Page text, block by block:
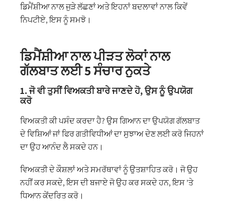
ਡਿਮੈਂਸ਼ੀਆ ਨਾਲ ਜੁੜੇ ਲੱਛਣਾਂ ਅਤੇ ਇਹਨਾਂ ਬਦਲਾਵਾਂ ਨਾਲ ਕਿਵੇਂ
ਨਿਪਟੀਏ, ਇਸ ਨੂੰ ਸਮਝੋ।
ਡਿਮੈਂਸ਼ੀਆ ਨਾਲ ਪੀੜਤ ਲੋਕਾਂ ਨਾਲ
ਗੱਲਬਾਤ ਲਈ 5 ਸੰਚਾਰ ਨੁਕਤੇ
1. ਜੋ ਵੀ ਤੁਸੀਂ ਵਿਅਕਤੀ ਬਾਰੇ ਜਾਣਦੇ ਹੋ, ਉਸ ਨੂੰ ਉਪਯੋਗ
ਕਰੋ
ਵਿਅਕਤੀ ਕੀ ਪਸੰਦ ਕਰਦਾ ਹੈ? ਉਸ ਗਿਆਨ ਦਾ ਉਪਯੋਗ ਗੱਲਬਾਤ
ਦੇ ਵਿਸ਼ਿਆਂ ਜਾਂ ਫਿਰ ਗਤੀਵਿਧੀਆਂ ਦਾ ਸੁਝਾਅ ਦੇਣ ਲਈ ਕਰੋ ਜਿਹਨਾਂ
ਦਾ ਉਹ ਆਨੰਦ ਲੈ ਸਕਦੇ ਹਨ।
ਵਿਅਕਤੀ ਦੇ ਕੌਸ਼ਲਾਂ ਅਤੇ ਸਮਰੱਥਾਵਾਂ ਨੂੰ ਉਤਸ਼ਾਹਿਤ ਕਰੋ। ਜੋ ਉਹ
ਨਹੀਂ ਕਰ ਸਕਦੇ, ਇਸ ਦੀ ਬਜਾਏ ਜੋ ਉਹ ਕਰ ਸਕਦੇ ਹਨ, ਇਸ ’ਤੇ
ਧਿਆਨ ਕੇਂਦਰਿਤ ਕਰੋ।